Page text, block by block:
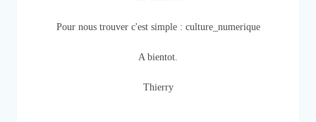
Pour nous trouver c'est simple : culture_numerique
A bientot.
Thierry